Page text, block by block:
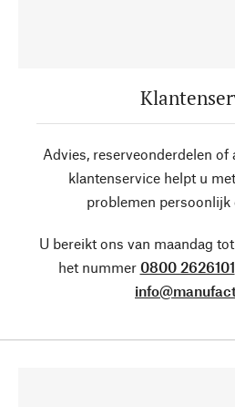
Advies, reserveonderdelen of
klantenservice helpt u
problemen persoonlijk
U bereikt ons van maandag
het nummer 0800 2626101